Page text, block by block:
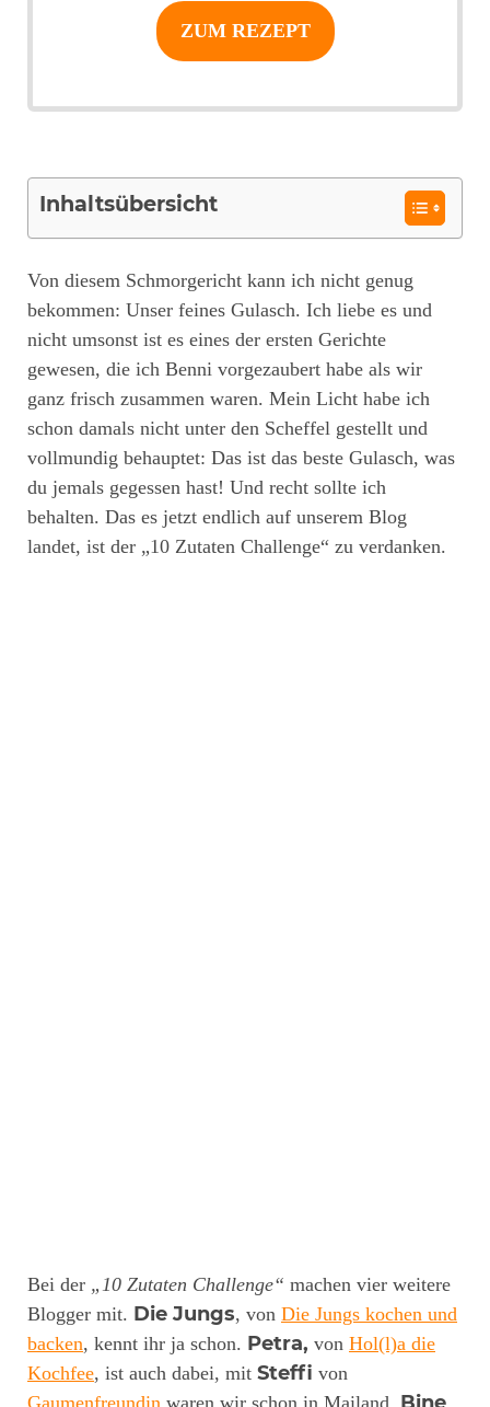
ZUM REZEPT
Inhaltsübersicht
Von diesem Schmorgericht kann ich nicht genug
bekommen: Unser feines Gulasch. Ich liebe es und
nicht umsonst ist es eines der ersten Gerichte
gewesen, die ich Benni vorgezaubert habe als wir
ganz frisch zusammen waren. Mein Licht habe ich
schon damals nicht unter den Scheffel gestellt und
vollmundig behauptet: Das ist das beste Gulasch, was
du jemals gegessen hast! Und recht sollte ich
behalten. Das es jetzt endlich auf unserem Blog
landet, ist der „10 Zutaten Challenge“ zu verdanken.
Bei der „10 Zutaten Challenge“ machen vier weitere
Blogger mit. Die Jungs, von Die Jungs kochen und
backen, kennt ihr ja schon. Petra, von Hol(l)a die
Kochfee, ist auch dabei, mit Steffi von
Gaumenfreundin waren wir schon in Mailand.